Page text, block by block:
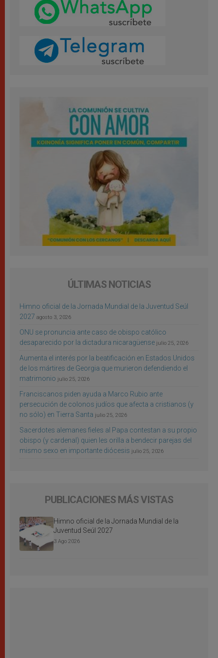
ÚLTIMAS NOTICIAS
Himno oficial de la Jornada Mundial de la Juventud Seúl
2027 agosto 3, 2026
ONU se pronuncia ante caso de obispo católico
desaparecido por la dictadura nicaragüense julio 25, 2026
Aumenta el interés por la beatificación en Estados Unidos
de los mártires de Georgia que murieron defendiendo el
matrimonio julio 25, 2026
Franciscanos piden ayuda a Marco Rubio ante
persecución de colonos judíos que afecta a cristianos (y
no sólo) en Tierra Santa julio 25, 2026
Sacerdotes alemanes fieles al Papa contestan a su propio
obispo (y cardenal) quien les orilla a bendecir parejas del
mismo sexo en importante diócesis julio 25, 2026
PUBLICACIONES MÁS VISTAS
Himno oficial de la Jornada Mundial de la
Juventud Seúl 2027
3 Ago 2026